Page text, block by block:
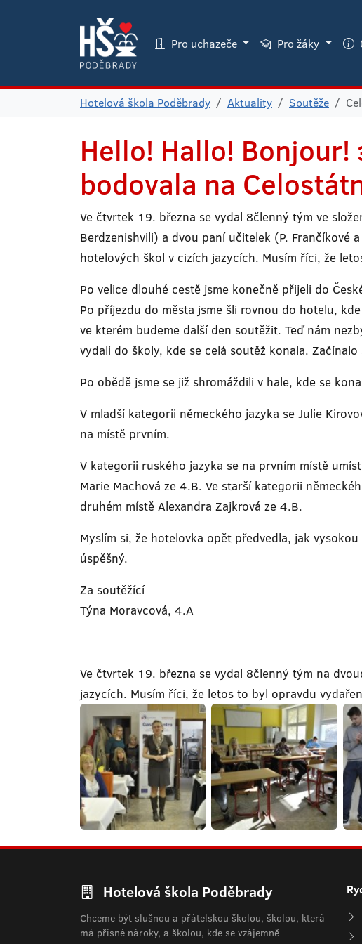
Pro uchazeče Pro žáky
Hotelová škola Poděbrady Aktuality Soutěže
Hello! Hallo! Bonjour!
bodovala na
Ve čtvrtek 19. března se vydal 8členný tým ve
Berdzenishvili) a dvou paní učitelek (P. Frančíkové
hotelových škol v cizích jazycích. Musím říci, že
Po velice dlouhé cestě jsme konečně přijeli do
Po příjezdu do města jsme šli rovnou do hotelu,
ve kterém budeme další den soutěžit. Teď nám
vydali do školy, kde se celá soutěž konala.
Po obědě jsme se již shromáždili v hale, kde se
V mladší kategorii německého jazyka se Julie
na místě prvním.
V kategorii ruského jazyka se na prvním místě
Marie Machová ze 4.B. Ve starší kategorii
druhém místě Alexandra Zajkrová ze 4.B.
Myslím si, že hotelovka opět předvedla, jak
úspěšný.
Za soutěžící
Týna Moravcová, 4.A
Ve čtvrtek 19. března se vydal 8členný tým na
jazycích. Musím říci, že letos to byl opravdu
Hotelová škola Poděbrady
Chceme být slušnou a přátelskou školou, školou, která
má přísné nároky, a školou, kde se vzájemně